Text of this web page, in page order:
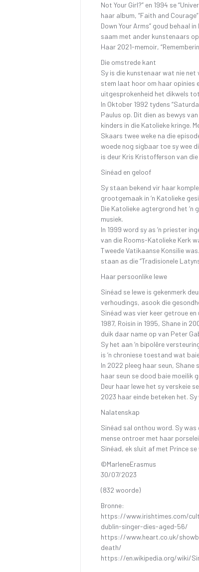
Not Your Girl?” en 1994 se
haar album, “Faith and
Down Your Arms” goud behaal
saam met ander kunstenaars
Haar 2021-memoir,
Die omstrede kant
Sy is die kunstenaar wat nie
stem laat hoor om haar opinies
uitgesprokenheid het dikwels
In Oktober 1992 tydens
Paulus op. Dit dien as bewys
kinders in die Katolieke kringe.
Skaars twee weke na die
woede nog sigbaar toe sy wee
is deur Kris Kristofferson van
Sinéad en geloof
Sy staan bekend vir haar
grootgemaak in ‘n Katolieke
Die Katolieke agtergrond het
musiek.
In 1999 word sy as ‘n priester
van die Rooms-Katolieke Kerk
Tweede Vatikaanse Konsilie
staan as die “Tradisionele
Haar persoonlike lewe
Sinéad se lewe is gekenmerk
verhoudings, asook die
Sinéad was vier keer getroue
1987, Roisin in 1995, Shane in
duik daar name op van Peter
Sy het aan ‘n bipolêre
is ‘n chroniese toestand wat
In 2022 pleeg haar seun, Shane
haar seun se dood baie moeilik
Deur haar lewe het sy verskeie
2023 haar einde beteken het.
Nalatenskap
Sinéad sal onthou word. Sy
mense ontroer met haar
Sinéad, ek sluit af met Prince
©MarleneErasmus
30/07/2023
(832 woorde)
Bronne:
https://www.irishtimes.com/
dublin-singer-dies-aged-56/
https://www.heart.co.uk/
death/
https://en.wikipedia.org/wiki/